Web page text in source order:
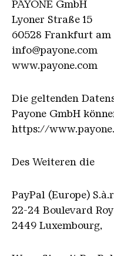
PAYONE GmbH
Lyoner Straße 15
60528 Frankfurt am
info@payone.com
www.payone.com
Die geltenden
Payone GmbH
https://
Des Weiteren die
PayPal (Europe)
22-24 Boulevard
2449 Luxembourg,